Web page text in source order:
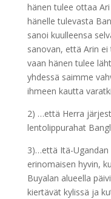
hänen tulee ottaa
hänelle tulevasta
sanoi kuulleensa
sanovan, että Arin
vaan hänen tulee
yhdessä saimme
ihmeen kautta
2) …että Herra
lentolippurahat
3)…että Itä-
erinomaisen hyvin,
Buyalan alueella
kiertävät kylissä ja